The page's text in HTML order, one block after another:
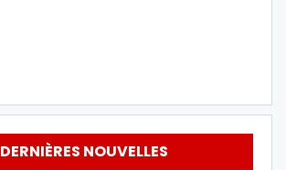
DERNIÈRES NOUVELLES